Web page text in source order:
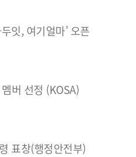
잇, 여기얼마’ 오픈
버 선정 (KOSA)
표창(행정안전부)